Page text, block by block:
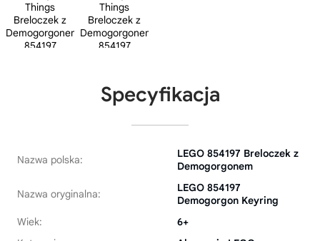
Specyfikacja
Nazwa polska:
LEGO 854197 Breloczek z
Demogorgonem
Nazwa oryginalna:
LEGO 854197
Demogorgon Keyring
Wiek:
6+